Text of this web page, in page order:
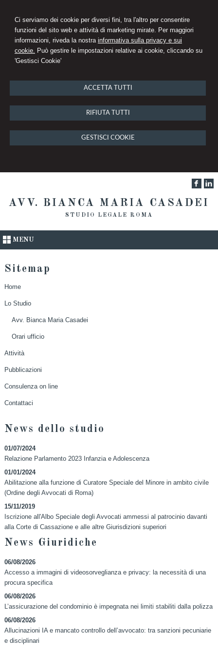
Ci serviamo dei cookie per diversi fini, tra l'altro per consentire
funzioni del sito web e attività di marketing mirate. Per maggiori
informazioni, riveda la nostra informativa sulla privacy e sui
cookie. Può gestire le impostazioni relative ai cookie, cliccando su
'Gestisci Cookie'
ACCETTA TUTTI
RIFIUTA TUTTI
GESTISCI COOKIE
AVV. BIANCA MARIA CASADEI
STUDIO LEGALE ROMA
MENU
Sitemap
Home
Lo Studio
Avv. Bianca Maria Casadei
Orari ufficio
Attività
Pubblicazioni
Consulenza on line
Contattaci
News dello studio
01/07/2024
Relazione Parlamento 2023 Infanzia e Adolescenza
01/01/2024
Abilitazione alla funzione di Curatore Speciale del Minore in ambito civile
(Ordine degli Avvocati di Roma)
15/11/2019
Iscrizione all'Albo Speciale degli Avvocati ammessi al patrocinio davanti
alla Corte di Cassazione e alle altre Giurisdizioni superiori
News Giuridiche
06/08/2026
Accesso a immagini di videosorveglianza e privacy: la necessità di una
procura specifica
06/08/2026
L’assicurazione del condominio è impegnata nei limiti stabiliti dalla polizza
06/08/2026
Allucinazioni IA e mancato controllo dell’avvocato: tra sanzioni pecuniarie
e disciplinari